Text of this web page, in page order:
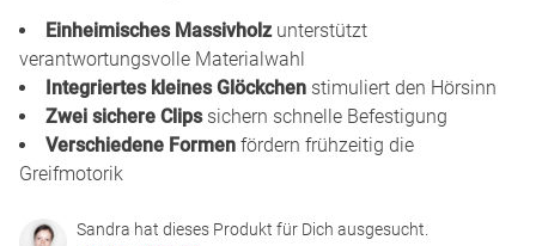
Einheimisches Massivholzunterstützt
verantwortungsvolle Materialwahl
Integriertes kleines Glöckchen stimuliert den Hörsinn
Zwei sichere Clipssichern schnelle Befestigung
Verschiedene Formen fördern frühzeitig die
Greifmotorik
Sandra hat dieses Produkt für Dich ausgesucht.